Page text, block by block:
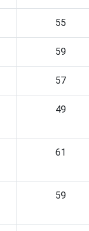
55
59
57
49
61
59